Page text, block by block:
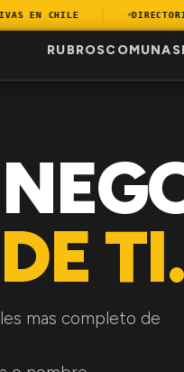
EN CHILE
RUBROSCOMUNAS
TI.
mas completo de